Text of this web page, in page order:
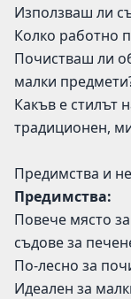
Използваш ли
Колко работно
Почистваш ли
малки
Какъв е стилът
традиционен,
Предимства и
Предимства:
Повече място
съдове за
По-лесно за
Идеален за